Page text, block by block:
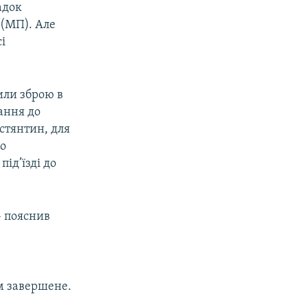
(МП). Але
зброю в
до
для
до
пояснив
завершене.